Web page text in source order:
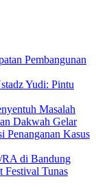
Pembangunan
Yudi: Pintu
Masalah
Dakwah Gelar
Penanganan Kasus
di Bandung
Festival Tunas